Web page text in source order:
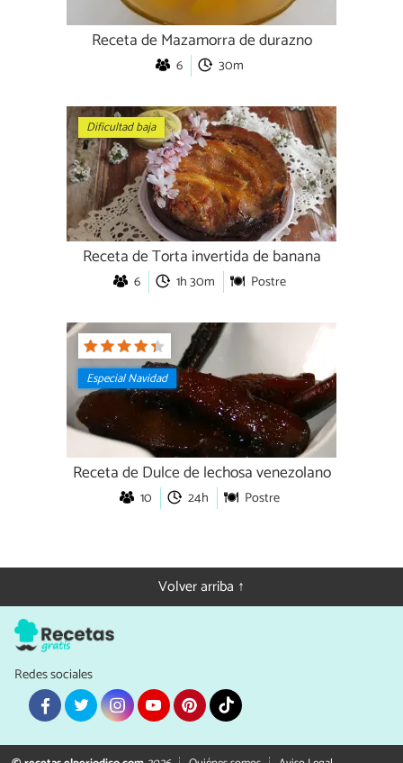
Receta de Mazamorra de durazno
6 30m
Dificultad baja
Receta de Torta invertida de banana
6 1h 30m Postre
Especial Navidad
Receta de Dulce de lechosa venezolano
10 24h Postre
Volver arriba ↑
Redes sociales